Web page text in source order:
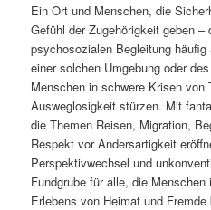
Ein Ort und Menschen, die
Gefühl der Zugehörigkeit geben
psychosozialen Begleitung
einer solchen Umgebung oder
Menschen in schwere Krisen von
Ausweglosigkeit stürzen. Mit
die Themen Reisen, Migration,
Respekt vor Andersartigkeit
Perspektivwechsel und
Fundgrube für alle, die
Erlebens von Heimat und Fremde